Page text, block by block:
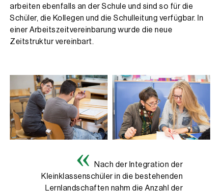
arbeiten ebenfalls an der Schule und sind so für die
Schüler, die Kollegen und die Schulleitung verfügbar. In
einer Arbeitszeitvereinbarung wurde die neue
Zeitstruktur vereinbart.
Nach der Integration der
Kleinklassenschüler in die bestehenden
Lernlandschaften nahm die Anzahl der